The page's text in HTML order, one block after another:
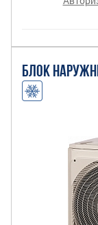
БЛОК